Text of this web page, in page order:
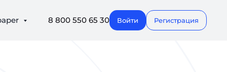
8 800 550 65 30 Войти Регистрация